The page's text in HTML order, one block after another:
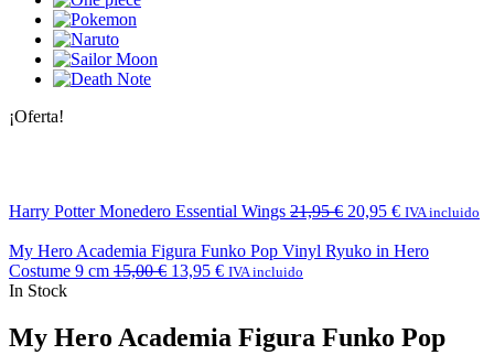
¡Oferta!
Harry Potter Monedero Essential Wings 21,95€ 20,95 € IVA incluido
My Hero Academia Figura Funko Pop Vinyl Ryuko in Hero
Costume 9 cm 15,00€ 13,95 € IVA incluido
In Stock
My Hero Academia Figura Funko Pop